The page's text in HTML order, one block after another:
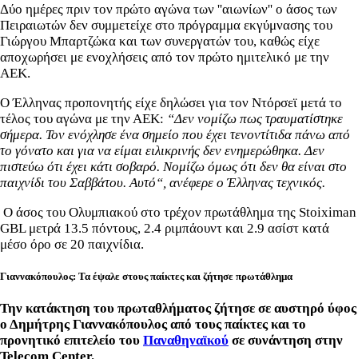
Δύο ημέρες πριν τον πρώτο αγώνα των ''αιωνίων'' ο άσος των
Πειραιωτών δεν συμμετείχε στο πρόγραμμα εκγύμνασης του
Γιώργου Μπαρτζώκα και των συνεργατών του, καθώς είχε
αποχωρήσει με ενοχλήσεις από τον πρώτο ημιτελικό με την
ΑΕΚ.
Ο Έλληνας προπονητής είχε δηλώσει για τον Ντόρσεϊ μετά το
τέλος του αγώνα με την ΑΕΚ: “Δεν νομίζω πως τραυματίστηκε
σήμερα. Τον ενόχλησε ένα σημείο που έχει τενοντίτιδα πάνω από
το γόνατο και για να είμαι ειλικρινής δεν ενημερώθηκα. Δεν
πιστεύω ότι έχει κάτι σοβαρό. Νομίζω όμως ότι δεν θα είναι στο
παιχνίδι του Σαββάτου. Αυτό“, ανέφερε ο Έλληνας τεχνικός.
Ο άσος του Ολυμπιακού στο τρέχον πρωτάθλημα της Stoiximan
GBL μετρά 13.5 πόντους, 2.4 ριμπάουντ και 2.9 ασίστ κατά
μέσο όρο σε 20 παιχνίδια.
Γιαννακόπουλος: Τα έψαλε στους παίκτες και ζήτησε πρωτάθλημα
Την κατάκτηση του πρωταθλήματος ζήτησε σε αυστηρό ύφος
ο Δημήτρης Γιαννακόπουλος από τους παίκτες και το
προνητικό επιτελείο του Παναθηναϊκού σε συνάντηση στην